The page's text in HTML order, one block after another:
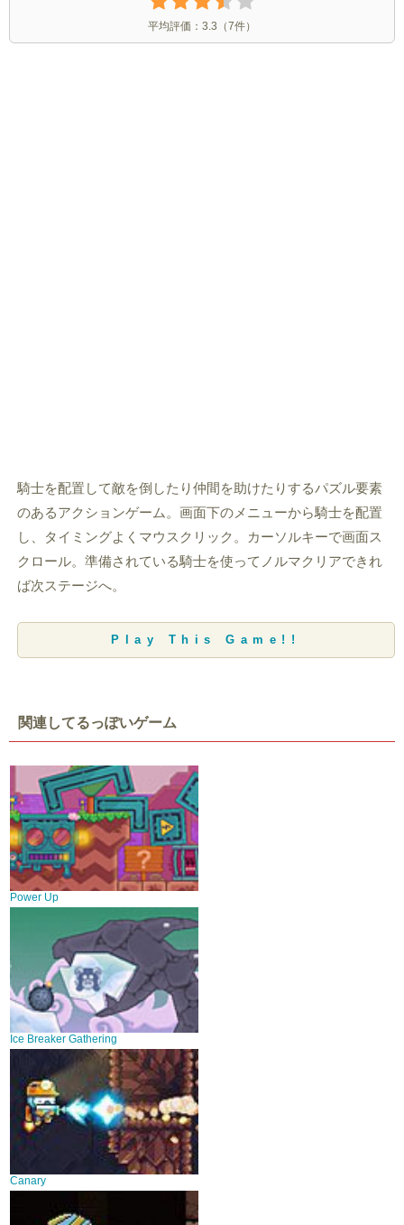
平均評価： 3.3 （7件）
騎士を配置して敵を倒したり仲間を助けたりするパズル要素
のあるアクションゲーム。画面下のメニューから騎士を配置
し、タイミングよくマウスクリック。カーソルキーで画面ス
クロール。準備されている騎士を使ってノルマクリアできれ
ば次ステージへ。
Play This Game!!
関連してるっぽいゲーム
Power Up
Ice Breaker Gathering
Canary